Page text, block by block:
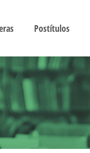
Postítulos